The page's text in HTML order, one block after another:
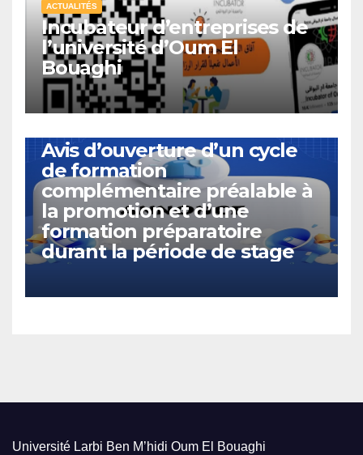
ACTUALITÉS
Incubateur d’entreprises de
l’université d’Oum El
Bouaghi
Avis d’ouverture d’un cycle
de formation
complémentaire préalable à
la promotion et d’une
formation préparatoire
durant la période de stage
Université Larbi Ben M’hidi Oum El Bouaghi